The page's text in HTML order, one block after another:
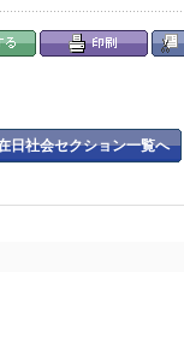
日社会セクション一覧へ